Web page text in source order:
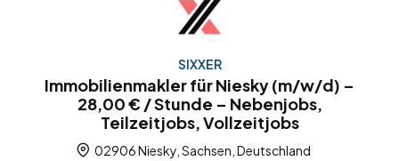
SIXXER
Immobilienmakler für Niesky (m/w/d) –
28,00 € / Stunde – Nebenjobs,
Teilzeitjobs, Vollzeitjobs
02906 Niesky, Sachsen, Deutschland